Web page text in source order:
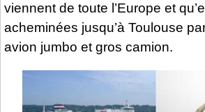
viennent de toute l’Europe et
acheminées jusqu’à Toulouse
avion jumbo et gros camion.